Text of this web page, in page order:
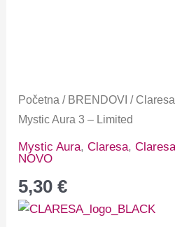
Početna / BRENDOVI / Claresa
Mystic Aura 3 – Limited
Mystic Aura,Claresa,
NOVO
5,30€